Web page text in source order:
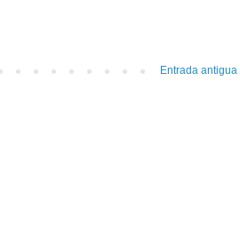
Entrada antigua